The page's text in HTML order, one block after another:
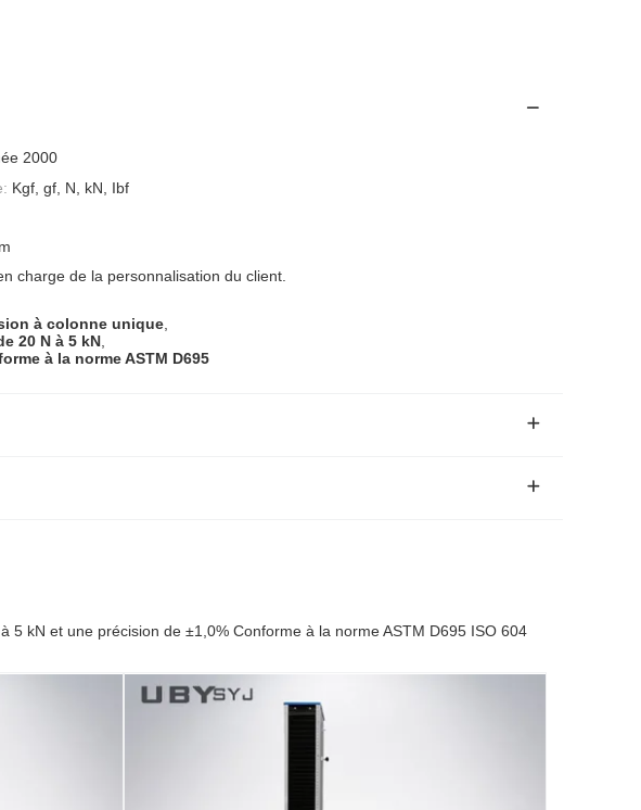
2000
Kgf, gf, N, kN, Ibf
charge de la personnalisation du client.
à colonne unique
20 N à 5 kN
à la norme ASTM D695
kN et une précision de ±1,0% Conforme à la norme ASTM D695 ISO 604